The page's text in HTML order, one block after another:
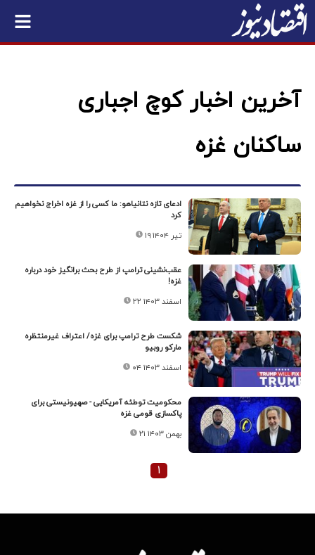
آخرین اخبار کوچ اجباری
ساکنان غزه
ادعای تازه نتانیاهو: ما کسی را از غزه اخراج نخواهیم
کرد
۱۹ تیر ۱۴۰۴
عقب‌نشینی ترامپ از طرح بحث برانگیز خود درباره
غزه!
۲۲ اسفند ۱۴۰۳
شکست طرح ترامپ برای غزه/ اعتراف غیرمنتظره
مارکو روبیو
۰۴ اسفند ۱۴۰۳
محکومیت توطئه آمریکایی - صهیونیستی برای
پاکسازی قومی غزه
۲۱ بهمن ۱۴۰۳
۱